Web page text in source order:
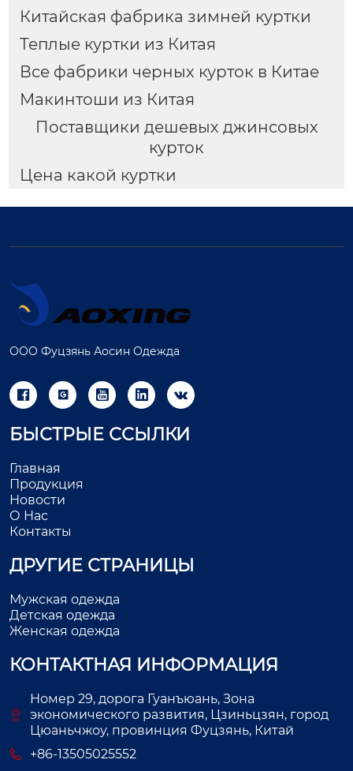
Китайская фабрика зимней куртки
Теплые куртки из Китая
Все фабрики черных курток в Китае
Макинтоши из Китая
Поставщики дешевых джинсовых
курток
Цена какой куртки
ООО Фуцзянь Аосин Одежда
    
БЫСТРЫЕ ССЫЛКИ
Главная
Продукция
Новости
О Нас
Контакты
ДРУГИЕ СТРАНИЦЫ
Мужская одежда
Детская одежда
Женская одежда
КОНТАКТНАЯ ИНФОРМАЦИЯ
Номер 29, дорога Гуанъюань, Зона
экономического развития, Цзиньцзян, город
Цюаньчжоу, провинция Фуцзянь, Китай
+86-13505025552